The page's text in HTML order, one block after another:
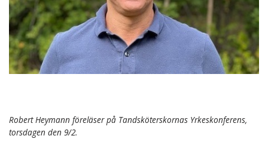
Robert Heymann föreläser på Tandsköterskornas Yrkeskonferens,
torsdagen den 9/2.